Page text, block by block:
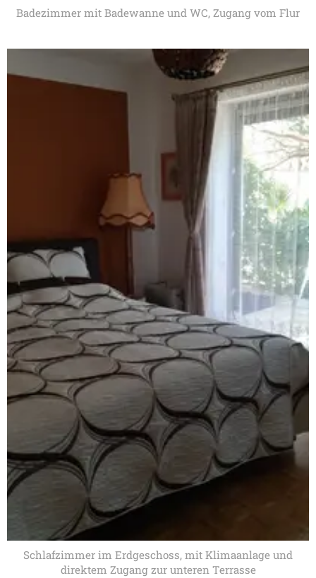
Badezimmer mit Badewanne und WC, Zugang vom Flur
Schlafzimmer im Erdgeschoss, mit Klimaanlage und
direktem Zugang zur unteren Terrasse